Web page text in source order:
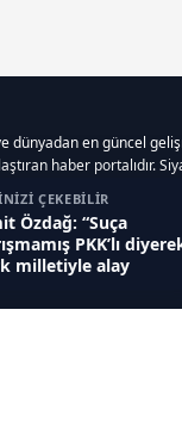
ÇEKEBİLİR
Özdağ: “Suça
PKK’lı
milletiyle alay
dünyadan en güncel
haber portalıdır.
yaşam kategorilerinde